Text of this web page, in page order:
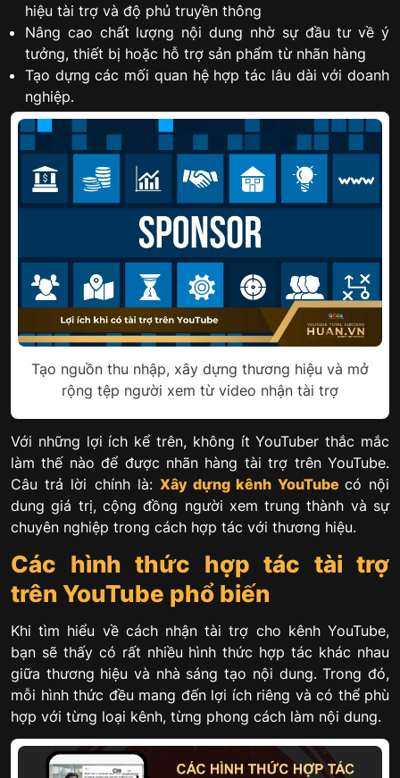
hiệu tài trợ và độ phủ truyền thông
Nâng cao chất lượng nội dung nhờ sự đầu tư về ý
tưởng, thiết bị hoặc hỗ trợ sản phẩm từ nhãn hàng
Tạo dựng các mối quan hệ hợp tác lâu dài với doanh
nghiệp.
Tạo nguồn thu nhập, xây dựng thương hiệu và mở
rộng tệp người xem từ video nhận tài trợ
Với những lợi ích kể trên, không ít YouTuber thắc mắc
làm thế nào để được nhãn hàng tài trợ trên YouTube.
Câu trả lời chính là: Xây dựng kênh YouTube có nội
dung giá trị, cộng đồng người xem trung thành và sự
chuyên nghiệp trong cách hợp tác với thương hiệu.
Các hình thức hợp tác tài trợ
trên YouTube phổ biến
Khi tìm hiểu về cách nhận tài trợ cho kênh YouTube,
bạn sẽ thấy có rất nhiều hình thức hợp tác khác nhau
giữa thương hiệu và nhà sáng tạo nội dung. Trong đó,
mỗi hình thức đều mang đến lợi ích riêng và có thể phù
hợp với từng loại kênh, từng phong cách làm nội dung.